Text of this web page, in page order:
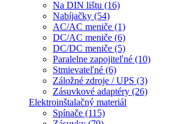
Na DIN lištu (16)
Nabíjačky (54)
AC/AC meniče (1)
DC/AC meniče (6)
DC/DC meniče (5)
Paralelne zapojiteľné (10)
Stmievateľné (6)
Záložné zdroje / UPS (3)
Zásuvkové adaptéry (26)
Elektroinštalačný materiál
Spínače (115)